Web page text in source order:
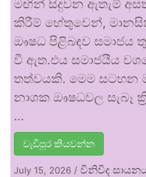
මඟින් සිදුවන ඇතැම්
කිරීම් හේතුවෙන්,
ඖෂධ පිළිබඳව සමාජය
වී ඇත.එය සමාජයීය
තත්වයකි. මෙම සටහන
නාශක ඖෂධවල සැබෑ
…
වැඩිපුර කියවන්න
July 15, 2026 / විනිවිද